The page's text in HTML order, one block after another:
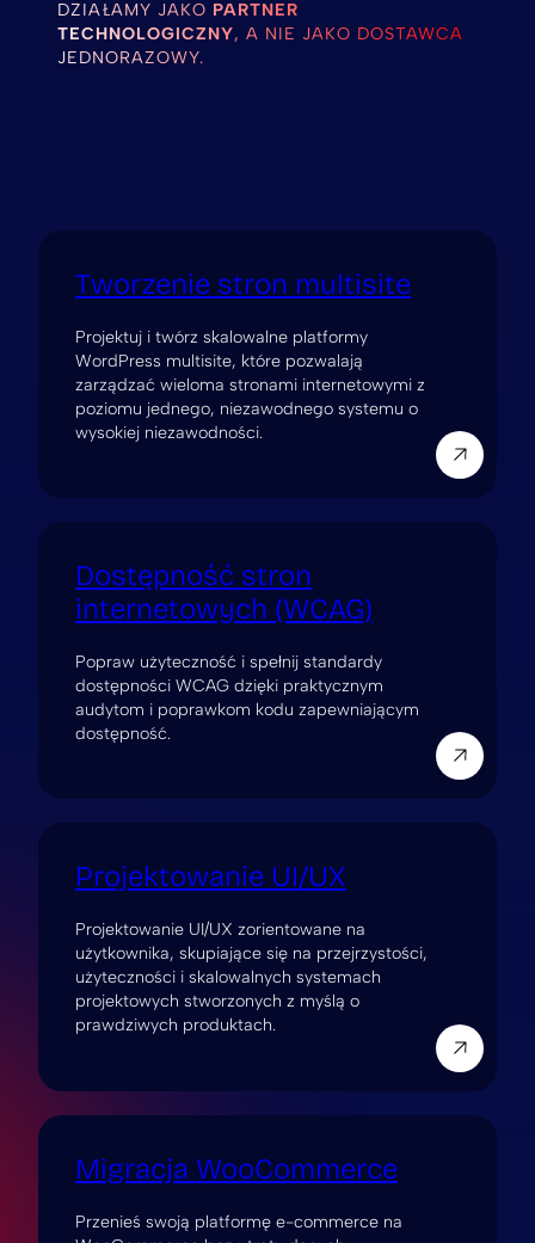
DZIAŁAMY JAKO PARTNER
TECHNOLOGICZNY, A NIE JAKO DOSTAWCA
JEDNORAZOWY.
Tworzenie stron multisite
Projektuj i twórz skalowalne platformy
WordPress multisite, które pozwalają
zarządzać wieloma stronami internetowymi z
poziomu jednego, niezawodnego systemu o
wysokiej niezawodności.
Dostępność stron
internetowych (WCAG)
Popraw użyteczność i spełnij standardy
dostępności WCAG dzięki praktycznym
audytom i poprawkom kodu zapewniającym
dostępność.
Projektowanie UI/UX
Projektowanie UI/UX zorientowane na
użytkownika, skupiające się na przejrzystości,
użyteczności i skalowalnych systemach
projektowych stworzonych z myślą o
prawdziwych produktach.
Migracja WooCommerce
Przenieś swoją platformę e-commerce na